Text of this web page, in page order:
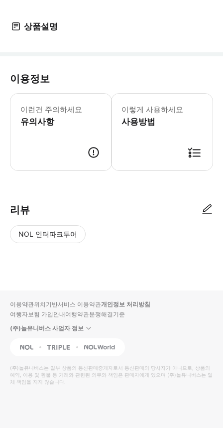
상품설명
이용정보
이런건 주의하세요
유의사항
15세 미만의 경우, 보호자(성인/18세
이렇게 사용하세요
사용방법
리뷰
NOL 인터파크투어
입니
다.
높
은
순
동
영
상
순
상
이용약관위치기반서비스 이용약관개인정보 처리방침
여행자보험 가입안내여행약관분쟁해결기준
(주)놀유니버스 사업자 정보
NOL Triple Interpark Global
(주)놀유니버스는 일부 상품의 통신판매중개자로서 통신판매의 당사자가 아니므로, 상품의
예약, 이용 및 환불 등 거래와 관련된 의무와 책임은 판매자에게 있으며 (주)놀유니버스는 일
체 책임을 지지 않습니다.